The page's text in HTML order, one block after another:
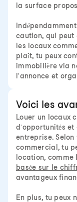
la surface
caution, qui peut
les locaux
plaît, tu peux
immobilière via
l'annonce et
Voici les
Louer un locaux
d'opportunités
entreprise.
commercial, tu
location, comme
basée sur le
avantageux
En plus, tu peux